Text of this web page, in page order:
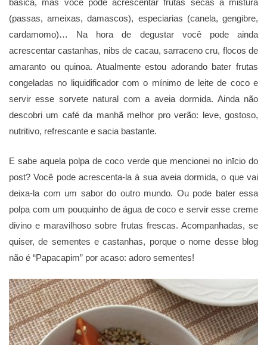
básica, mas você pode acrescentar frutas secas à mistura
(passas, ameixas, damascos), especiarias (canela, gengibre,
cardamomo)… Na hora de degustar você pode ainda
acrescentar castanhas, nibs de cacau, sarraceno cru, flocos de
amaranto ou quinoa. Atualmente estou adorando bater frutas
congeladas no liquidificador com o mínimo de leite de coco e
servir esse sorvete natural com a aveia dormida. Ainda não
descobri um café da manhã melhor pro verão: leve, gostoso,
nutritivo, refrescante e sacia bastante.
E sabe aquela polpa de coco verde que mencionei no inīcio do
post? Você pode acrescenta-la à sua aveia dormida, o que vai
deixa-la com um sabor do outro mundo. Ou pode bater essa
polpa com um pouquinho de água de coco e servir esse creme
divino e maravilhoso sobre frutas frescas. Acompanhadas, se
quiser, de sementes e castanhas, porque o nome desse blog
não é “Papacapim” por acaso: adoro sementes!